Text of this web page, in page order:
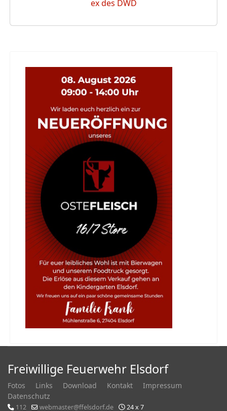
Freiwillige Feuerwehr Elsdorf
Fotos Links Download Kontakt
Impressum
Datenschutz
112 webmaster@ffelsdorf.de 24 x 7